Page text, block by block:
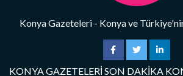
Konya Gazeteleri - Konya ve
KONYA GAZETELERİ SON DAKİKA